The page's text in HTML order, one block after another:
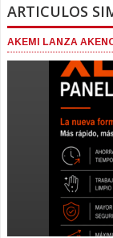
ARTICULOS
AKEMI LANZA